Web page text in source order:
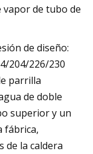
vapor de tubo de
de diseño:
204/226/230
parrilla
de doble
superior y un
fábrica,
de la caldera